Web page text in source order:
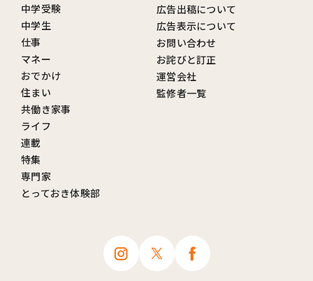
中学受験
中学生
仕事
マネー
おでかけ
住まい
共働き家事
ライフ
連載
特集
専門家
とっておき体験部
広告出稿について
広告表示について
お問い合わせ
お詫びと訂正
運営会社
監修者一覧